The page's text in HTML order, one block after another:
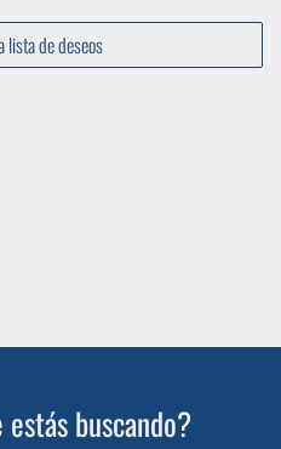
lista de deseos
buscando?